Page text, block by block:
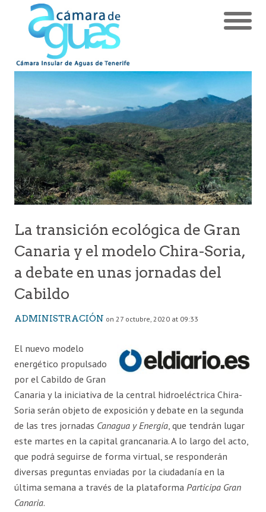
La transición ecológica de Gran
Canaria y el modelo Chira-Soria,
a debate en unas jornadas del
Cabildo
ADMINISTRACIÓN on 27 octubre, 2020 at 09:33
El nuevo modelo
energético propulsado
por el Cabildo de Gran
Canaria y la iniciativa de la central hidroeléctrica Chira-
Soria serán objeto de exposición y debate en la segunda
de las tres jornadas Canagua y Energía , que tendrán lugar
este martes en la capital grancanaria. A lo largo del acto,
que podrá seguirse de forma virtual, se responderán
diversas preguntas enviadas por la ciudadanía en la
última semana a través de la plataforma Participa Gran
Canaria.